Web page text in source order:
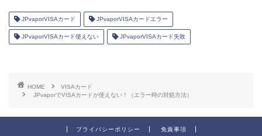
JPvaporVISAカード JPvaporVISAカードエラー
JPvaporVISAカード使えない JPvaporVISAカード失敗
HOME
VISAカード
JPvaporでVISAカードが使えない！（エラー時の対処方法）
プライバシーポリシー 免責事項